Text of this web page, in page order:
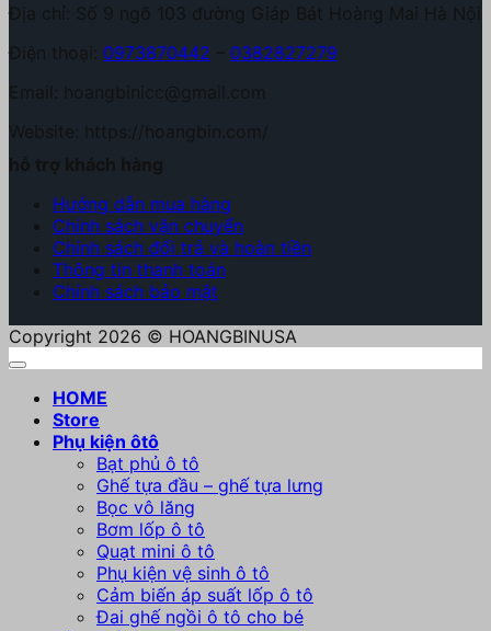
Địa chỉ: Số 9 ngõ 103 đường Giáp Bát Hoàng Mai Hà Nội
Điện thoại: 0973870442
0382827279
Email: hoangbinicc@gmail.com
Website: https://hoangbin.com/
hỗ trợ khách hàng
Hướng dẫn mua hàng
Chính sách vận chuyển
Chính sách đổi trả và hoàn tiền
Thông tin thanh toán
Chính sách bảo mật
Copyright 2026 © HOANGBINUSA
HOME
Store
Phụ kiện ôtô
Bạt phủ ô tô
Ghế tựa đầu – ghế tựa lưng
Bọc vô lăng
Bơm lốp ô tô
Quạt mini ô tô
Phụ kiện vệ sinh ô tô
Cảm biến áp suất lốp ô tô
Đai ghế ngồi ô tô cho bé